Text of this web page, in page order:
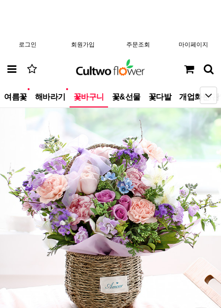
로그인 회원가입 주문조회 마이페이지
여름꽃 해바라기 꽃바구니 꽃&선물 꽃다발 개업화분/